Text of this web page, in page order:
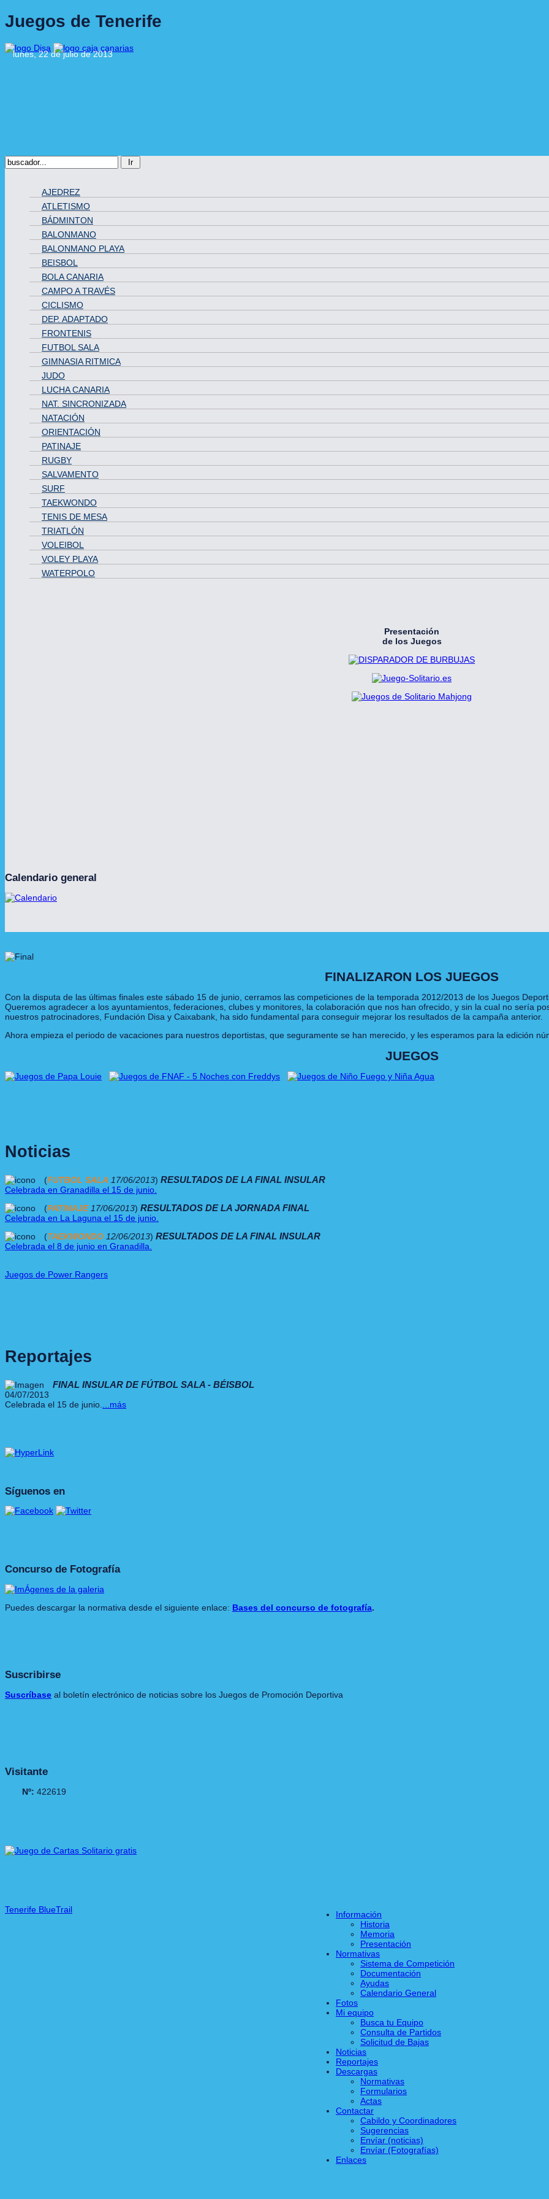
Juegos de Tenerife
lunes, 22 de julio de 2013
AJEDREZ
ATLETISMO
BÁDMINTON
BALONMANO
BALONMANO PLAYA
BEISBOL
BOLA CANARIA
CAMPO A TRAVÉS
CICLISMO
DEP. ADAPTADO
FRONTENIS
FUTBOL SALA
GIMNASIA RITMICA
JUDO
LUCHA CANARIA
NAT. SINCRONIZADA
NATACIÓN
ORIENTACIÓN
PATINAJE
RUGBY
SALVAMENTO
SURF
TAEKWONDO
TENIS DE MESA
TRIATLÓN
VOLEIBOL
VOLEY PLAYA
WATERPOLO
Presentación
de los Juegos
Calendario general
FINALIZARON LOS JUEGOS
Con la disputa de las últimas finales este sábado 15 de junio, cerramos las competiciones de la temporada 2012/2013 de los Juegos
Queremos agradecer a los ayuntamientos, federaciones, clubes y monitores, la colaboración que nos han ofrecido, y sin la cual no sería
nuestros patrocinadores, Fundación Disa y Caixabank, ha sido fundamental para conseguir mejorar los resultados de la campaña anterior.
Ahora empieza el periodo de vacaciones para nuestros deportistas, que seguramente se han merecido, y les esperamos para la edición
JUEGOS
Noticias
(FUTBOL SALA 17/06/2013) RESULTADOS DE LA FINAL INSULAR
Celebrada en Granadilla el 15 de junio.
(PATINAJE17/06/2013) RESULTADOS DE LA JORNADA FINAL
Celebrada en La Laguna el 15 de junio.
(TAEKWONDO 12/06/2013) RESULTADOS DE LA FINAL INSULAR
Celebrada el 8 de junio en Granadilla.
Juegos de Power Rangers
Reportajes
FINAL INSULAR DE FÚTBOL SALA - BÉISBOL
04/07/2013
Celebrada el 15 de junio.
...más
Síguenos en
Concurso de Fotografía
Historia
Memoria
Presentación
Normativas
Sistema de Competición
Documentación
Ayudas
Calendario General
Fotos
Mi equipo
Busca tu Equipo
Consulta de Partidos
Solicitud de Bajas
Noticias
Reportajes
Descargas
Normativas
Formularios
Actas
Contactar
Cabildo y Coordinadores
Sugerencias
Envíar (noticias)
Envíar (Fotografías)
Enlaces